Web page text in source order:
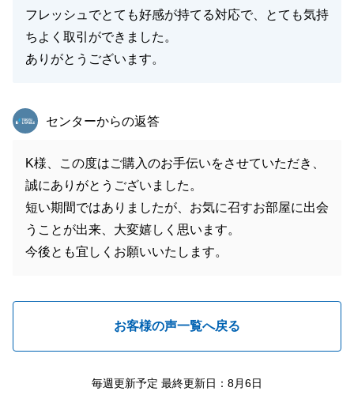
フレッシュでとても好感が持てる対応で、とても気持
ちよく取引ができました。
ありがとうございます。
東急リバブル
センターからの返答
K様、この度はご購入のお手伝いをさせていただき、
誠にありがとうございました。
短い期間ではありましたが、お気に召すお部屋に出会
うことが出来、大変嬉しく思います。
今後とも宜しくお願いいたします。
お客様の声一覧へ戻る
毎週更新予定 最終更新日：8月6日